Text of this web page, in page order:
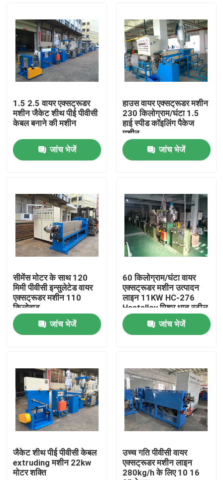
उत्पाद
वीडियो
हमारे बारे में
कारखाने का दौरा
हमसे संपर्क करें
एक उद्धरण का अनुरोध करें
वायर एक्सट्रूडर मशीन
1.5 2.5 वायर एक्सट्रूडर
मशीन जैकेट शीथ पीई पीवीसी
केबल बनाने की मशीन
जांच भेजें
हाउस वायर एक्सट्रूडर मशीन
230 किलोग्राम/घंटा 1.5
हाई स्पीड कॉइलिंग पैकेज
मशीन
जांच भेजें
सीमेंस मोटर के साथ 120
मिमी पीवीसी इन्सुलेटेड वायर
एक्सट्रूडर मशीन 110
किलोवाट
जांच भेजें
60 किलोग्राम/घंटा वायर
एक्सट्रूडर मशीन उत्पादन
लाइन 11KW HC-276
Hastelloy मिश्र धातु स्टील
बैरल के साथ
जांच भेजें
जैकेट शीथ पीई पीवीसी केबल
extruding मशीन 22kw
मोटर शक्ति
उच्च गति पीवीसी वायर
एक्सट्रूडर मशीन लाइन
280kg/h के लिए 10 16